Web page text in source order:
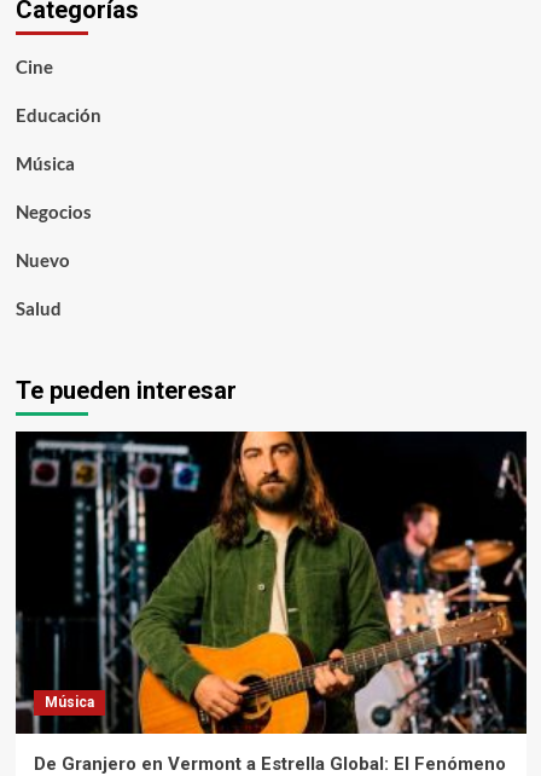
Categorías
Cine
Educación
Música
Negocios
Nuevo
Salud
Te pueden interesar
Música
De Granjero en Vermont a Estrella Global: El Fenómeno